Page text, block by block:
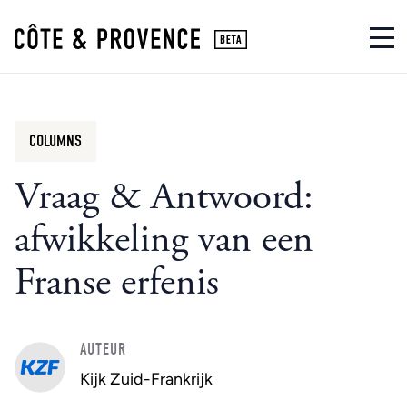
Vraag & Antwoord:
afwikkeling van een
Franse erfenis
COLUMNS
AUTEUR
Kijk Zuid-Frankrijk